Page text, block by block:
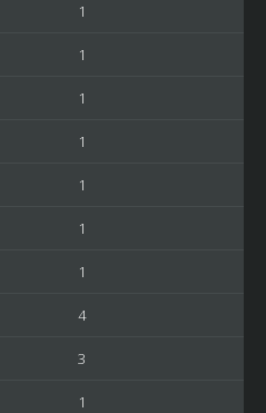
1
1
1
1
1
1
1
4
3
1